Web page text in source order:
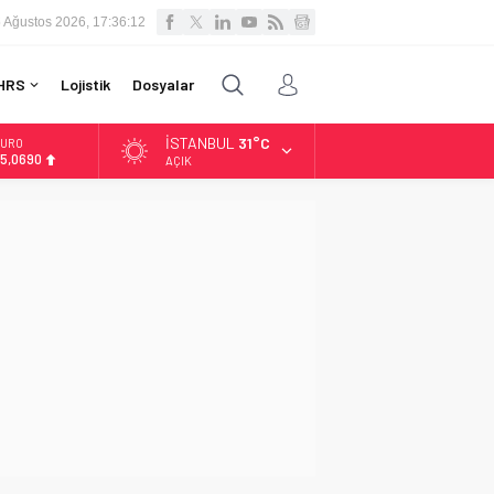
Ağustos 2026, 17:36:13
Lojistik Dosyalar
İSTANBUL 31°C
AÇIK